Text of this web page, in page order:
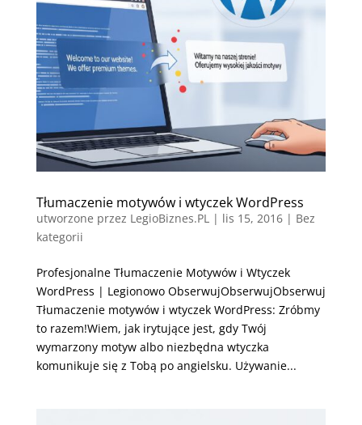
Tłumaczenie motywów i wtyczek WordPress
utworzone przez LegioBiznes.PL| lis 15, 2016| Bez
kategorii
Profesjonalne Tłumaczenie Motywów i Wtyczek
WordPress | Legionowo ObserwujObserwujObserwuj
Tłumaczenie motywów i wtyczek WordPress: Zróbmy
to razem!Wiem, jak irytujące jest, gdy Twój
wymarzony motyw albo niezbędna wtyczka
komunikuje się z Tobą po angielsku. Używanie...